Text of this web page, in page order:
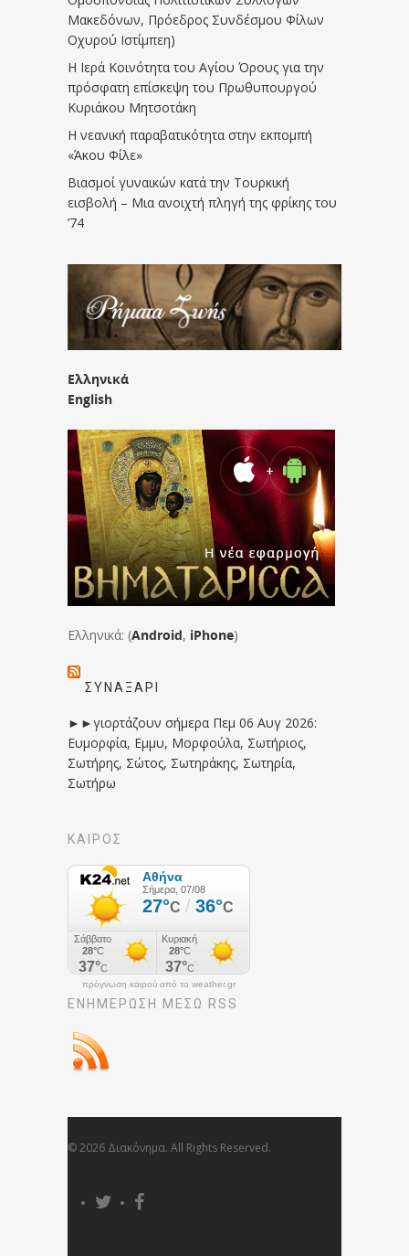
Μακεδόνων, Πρόεδρος Συνδέσμου Φίλων
Οχυρού Ιστίμπεη)
Η Ιερά Κοινότητα του Αγίου Όρους για την
πρόσφατη επίσκεψη του Πρωθυπουργού
Κυριάκου Μητσοτάκη
Η νεανική παραβατικότητα στην εκπομπή
«Άκου Φίλε»
Βιασμοί γυναικών κατά την Τουρκική
εισβολή – Μια ανοιχτή πληγή της φρίκης του
’74
Ελληνικά
English
Ελληνικά: (Android, iPhone)
ΣΥΝΑΞΆΡΙ
►►γιορτάζουν σήμερα Πεμ 06 Αυγ 2026:
Ευμορφία, Εμμυ, Μορφούλα, Σωτήριος,
Σωτήρης, Σώτος, Σωτηράκης, Σωτηρία,
Σωτήρω
ΚΑΙΡΟΣ
πρόγνωση καιρού από το weather.gr
ΕΝΗΜΈΡΩΣΉ ΜΕΣΩ RSS
© 2026 Διακόνημα. All Rights Reserved.